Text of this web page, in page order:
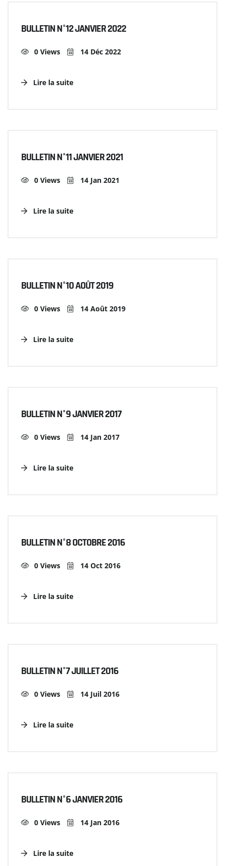
BULLETIN N°12 JANVIER 2022
0 Views 14 Déc 2022
Lire la suite
BULLETIN N°11 JANVIER 2021
0 Views 14 Jan 2021
Lire la suite
BULLETIN N°10 AOÛT 2019
0 Views 14 Août 2019
Lire la suite
BULLETIN N°9 JANVIER 2017
0 Views 14 Jan 2017
Lire la suite
BULLETIN N°8 OCTOBRE 2016
0 Views 14 Oct 2016
Lire la suite
BULLETIN N°7 JUILLET 2016
0 Views 14 Juil 2016
Lire la suite
BULLETIN N°6 JANVIER 2016
0 Views 14 Jan 2016
Lire la suite